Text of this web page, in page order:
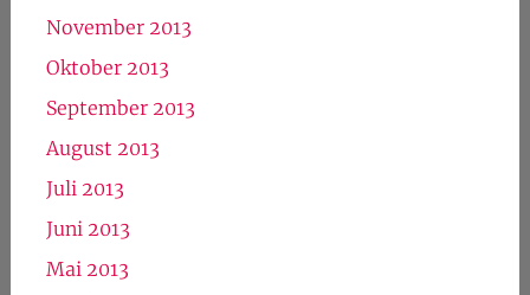
November 2013
Oktober 2013
September 2013
August 2013
Juli 2013
Juni 2013
Mai 2013